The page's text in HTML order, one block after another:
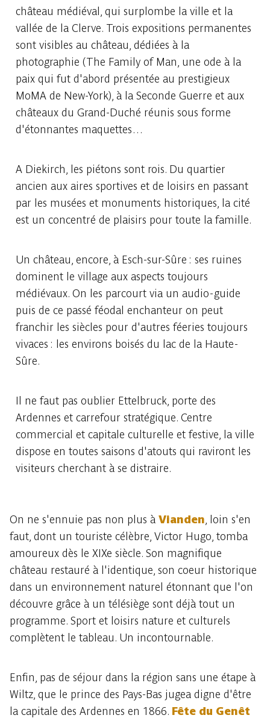
château médiéval, qui surplombe la ville et la
vallée de la Clerve. Trois expositions permanentes
sont visibles au château, dédiées à la
photographie (The Family of Man, une ode à la
paix qui fut d'abord présentée au prestigieux
MoMA de New-York), à la Seconde Guerre et aux
châteaux du Grand-Duché réunis sous forme
d'étonnantes maquettes…
A Diekirch, les piétons sont rois. Du quartier
ancien aux aires sportives et de loisirs en passant
par les musées et monuments historiques, la cité
est un concentré de plaisirs pour toute la famille.
Un château, encore, à Esch-sur-Sûre : ses ruines
dominent le village aux aspects toujours
médiévaux. On les parcourt via un audio-guide
puis de ce passé féodal enchanteur on peut
franchir les siècles pour d'autres féeries toujours
vivaces : les environs boisés du lac de la Haute-
Sûre.
Il ne faut pas oublier Ettelbruck, porte des
Ardennes et carrefour stratégique. Centre
commercial et capitale culturelle et festive, la ville
dispose en toutes saisons d'atouts qui raviront les
visiteurs cherchant à se distraire.
On ne s'ennuie pas non plus à Vianden, loin s'en
faut, dont un touriste célèbre, Victor Hugo, tomba
amoureux dès le XIXe siècle. Son magnifique
château restauré à l'identique, son coeur historique
dans un environnement naturel étonnant que l'on
découvre grâce à un télésiège sont déjà tout un
programme. Sport et loisirs nature et culturels
complètent le tableau. Un incontournable.
Enfin, pas de séjour dans la région sans une étape à
Wiltz, que le prince des Pays-Bas jugea digne d'être
la capitale des Ardennes en 1866. Fête du Genêt